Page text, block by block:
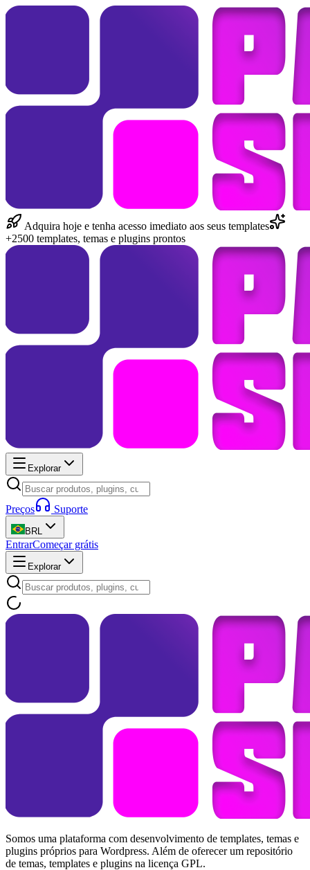
Adquira hoje e tenha acesso imediato aos seus templates
+2500 templates, temas e plugins prontos
Explorar
Preços Suporte
BRL
EntrarComeçar grátis
Explorar
Somos uma plataforma com desenvolvimento de templates, temas e
plugins próprios para Wordpress. Além de oferecer um repositório
de temas, templates e plugins na licença GPL.